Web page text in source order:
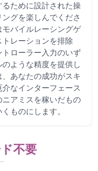
ために設計された操
グを楽しんでくださ
バイルレーシングゲ
レーションを排除
ローラー入力のいず
ような精度を提供し
あなたの成功がスキ
なインターフェース
アミスを稼いだもの
ものにします。
不要